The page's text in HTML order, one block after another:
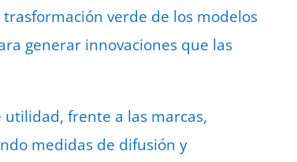
verde de los modelos
generar innovaciones que las
frente a las marcas,
medidas de difusión y